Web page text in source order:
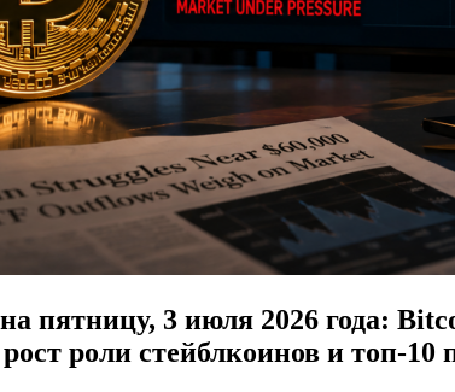
пятницу, 3 июля 2026 года:
роли стейблкоинов и топ-